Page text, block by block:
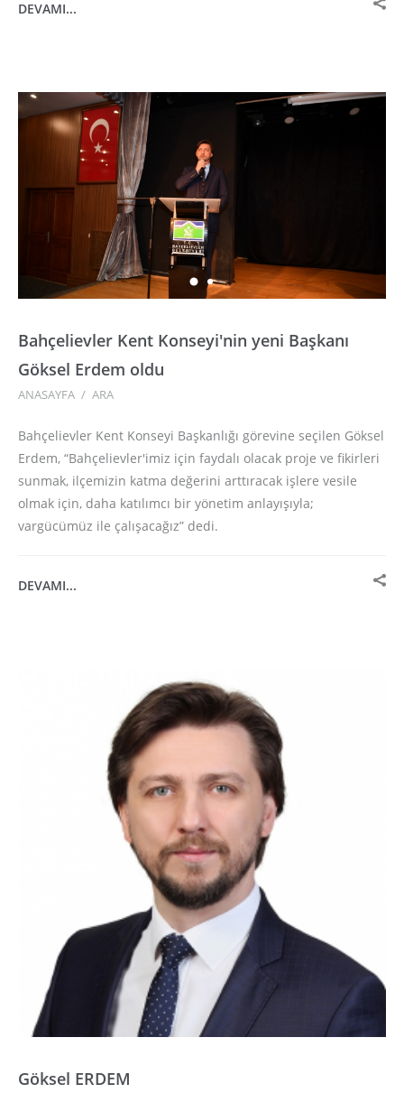
DEVAMI...
Bahçelievler Kent Konseyi'nin yeni Başkanı
Göksel Erdem oldu
ANASAYFA / ARA
Bahçelievler Kent Konseyi Başkanlığı görevine seçilen Göksel
Erdem, “Bahçelievler'imiz için faydalı olacak proje ve fikirleri
sunmak, ilçemizin katma değerini arttıracak işlere vesile
olmak için, daha katılımcı bir yönetim anlayışıyla;
vargücümüz ile çalışacağız” dedi.
DEVAMI...
Göksel ERDEM